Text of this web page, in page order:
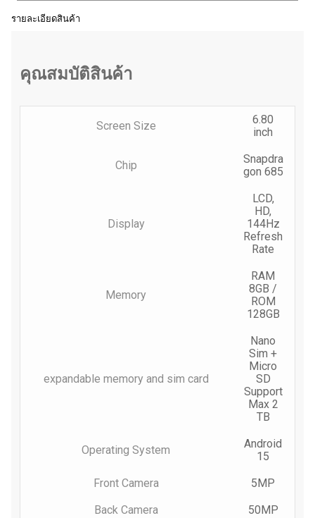
รายละเอียดสินค้า
คุณสมบัติสินค้า
Screen Size
6.80
inch
Chip
Snapdra
gon 685
Display
LCD,
HD,
144Hz
Refresh
Rate
Memory
RAM
8GB /
ROM
128GB
expandable memory and sim card
Nano
Sim +
Micro
SD
Support
Max 2
TB
Operating System
Android
15
Front Camera
5MP
Back Camera
50MP